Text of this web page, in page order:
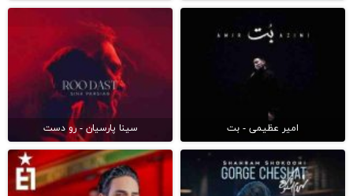
امیر عظیمی - بت سینا پارسیان - رو دست